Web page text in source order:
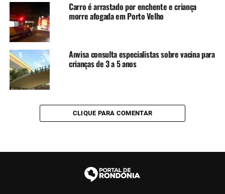
Carro é arrastado por enchente e criança
morre afogada em Porto Velho
Anvisa consulta especialistas sobre vacina para
crianças de 3 a 5 anos
CLIQUE PARA COMENTAR